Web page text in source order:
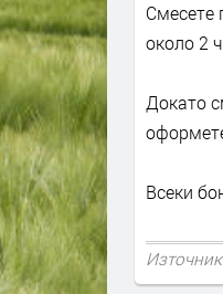
Смесете
около 2
Докато
Всеки